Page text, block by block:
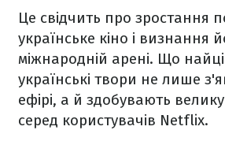
Це свідчить про зростання
українське кіно і визнання
міжнародній арені. Що
українські твори не лише
ефірі, а й здобувають
серед користувачів Netflix.